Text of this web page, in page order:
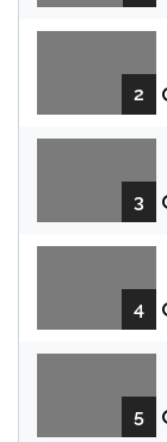
2
3
4
5